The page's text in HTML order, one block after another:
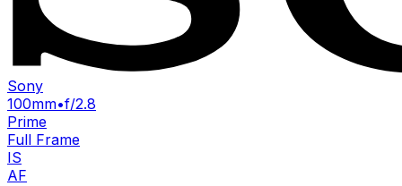
Sony
100mm•f/2.8
Prime
Full Frame
IS
AF